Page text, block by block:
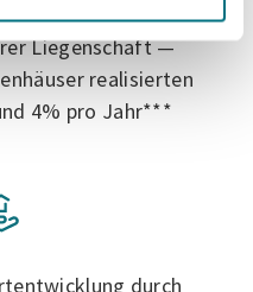
an der
Liegenschaft —
realisierten
4% pro Jahr***
durch